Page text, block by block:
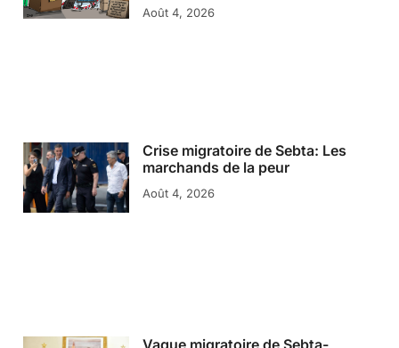
Août 4, 2026
Crise migratoire de Sebta: Les
marchands de la peur
Août 4, 2026
Vague migratoire de Sebta-